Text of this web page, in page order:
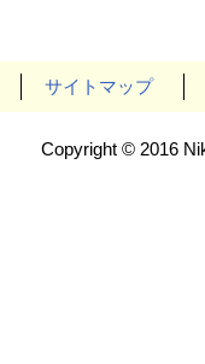
サイトマップ
Copyright © 2016